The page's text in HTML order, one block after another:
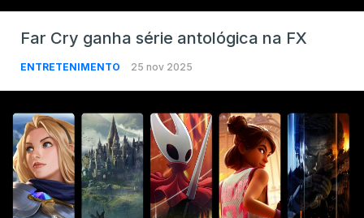
Far Cry ganha série antológica na FX
ENTRETENIMENTO 25 nov 2025